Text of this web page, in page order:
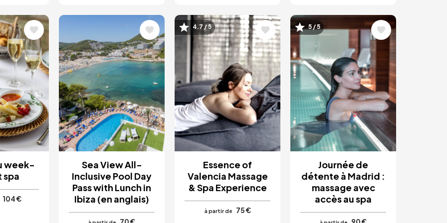
week-
spa
104 €
Sea View All-
Inclusive Pool Day
Pass with Lunch in
Ibiza (en anglais)
Image
4.7 / 5
Essence of
Valencia Massage
& Spa Experience
à partir de 75 €
Image
5 / 5
Journée de
détente à Madrid :
massage avec
accès au spa